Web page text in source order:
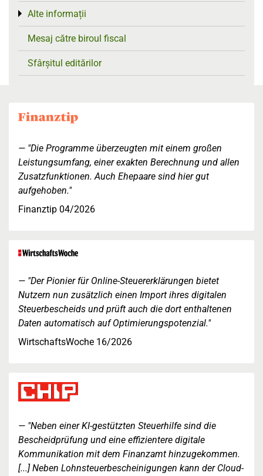
Alte informații
Toggle menu
Mesaj către biroul fiscal
Sfârșitul editărilor
"Die Programme überzeugten mit einem großen
Leistungsumfang, einer exakten Berechnung und allen
Zusatzfunktionen. Auch Ehepaare sind hier gut
aufgehoben."
Finanztip 04/2026
"Der Pionier für Online-Steuererklärungen bietet
Nutzern nun zusätzlich einen Import ihres digitalen
Steuerbescheids und prüft auch die dort enthaltenen
Daten automatisch auf Optimierungspotenzial."
WirtschaftsWoche 16/2026
"Neben einer KI-gestützten Steuerhilfe sind die
Bescheidprüfung und eine effizientere digitale
Kommunikation mit dem Finanzamt hinzugekommen.
[...] Neben Lohnsteuerbescheinigungen kann der Cloud-